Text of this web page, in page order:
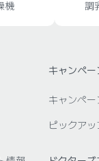
機 調
キャンペー
キャンペー
ピックアッ